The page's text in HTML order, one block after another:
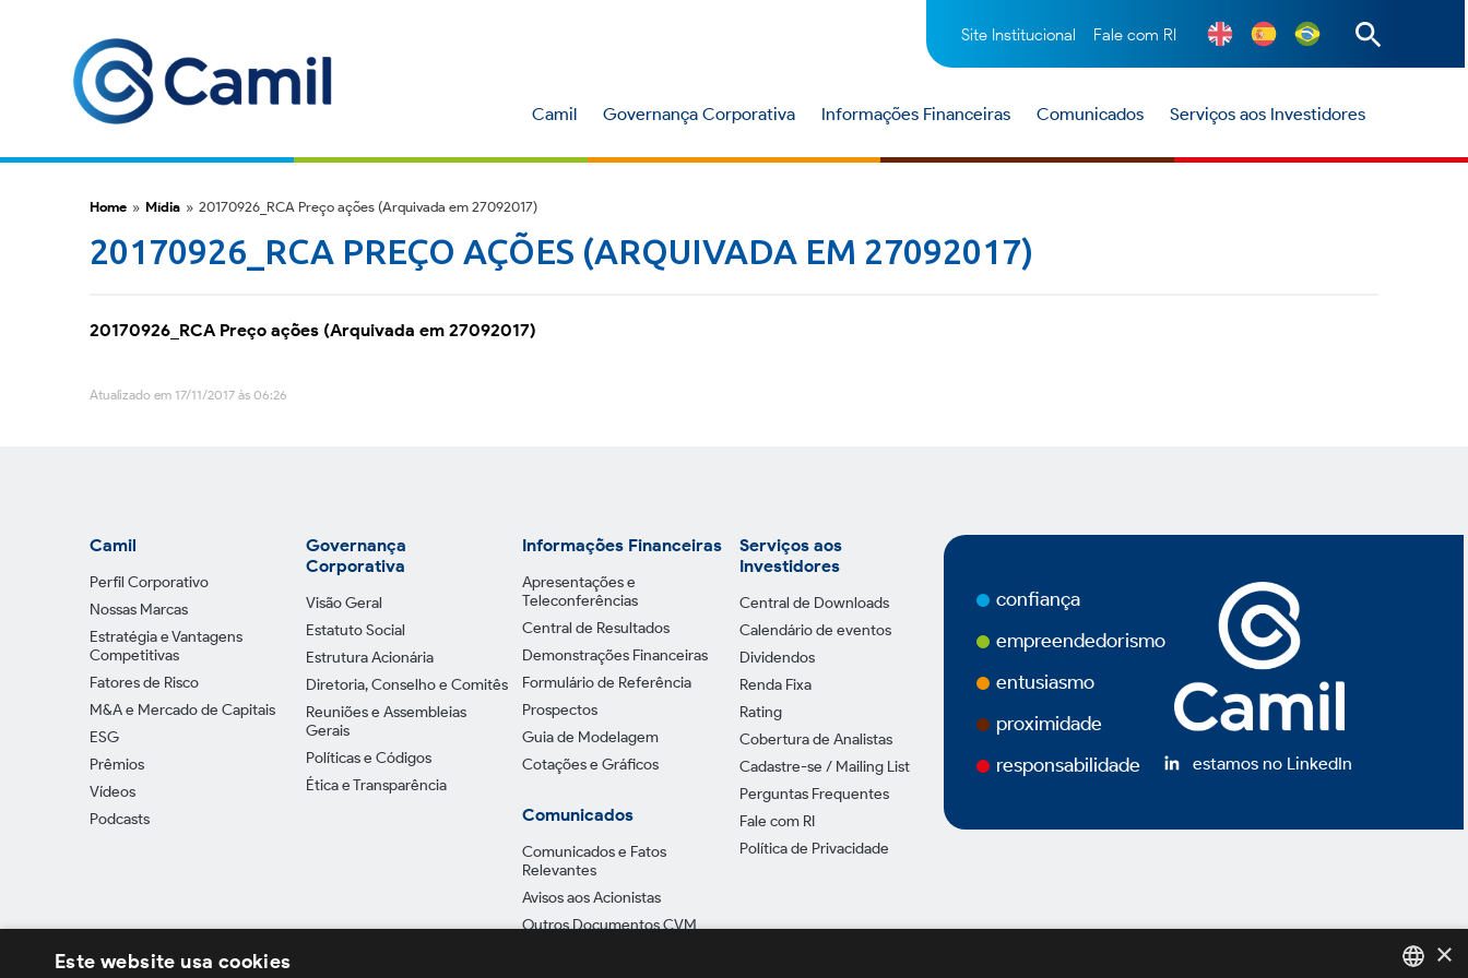
Site Institucional Fale com RI
Camil Governança Corporativa Informações Financeiras Comunicados Serviços aos Investidores
Home » Mídia » 20170926_RCA Preço ações (Arquivada em 27092017)
20170926_RCA PREÇO AÇÕES (ARQUIVADA EM 27092017)
20170926_RCA Preço ações (Arquivada em 27092017)
Atualizado em 17/11/2017 às 06:26
Camil
Perfil Corporativo
Nossas Marcas
Estratégia e Vantagens
Competitivas
Fatores de Risco
M&A e Mercado de Capitais
ESG
Prêmios
Vídeos
Podcasts
Governança
Corporativa
Visão Geral
Estatuto Social
Estrutura Acionária
Diretoria, Conselho e Comitês
Reuniões e Assembleias
Gerais
Políticas e Códigos
Ética e Transparência
Informações Financeiras
Apresentações e
Teleconferências
Central de Resultados
Demonstrações Financeiras
Formulário de Referência
Prospectos
Guia de Modelagem
Cotações e Gráficos
Comunicados
Comunicados e Fatos
Relevantes
Avisos aos Acionistas
Outros Documentos CVM
Serviços aos
Investidores
Central de Downloads
Calendário de eventos
Dividendos
Renda Fixa
Rating
Cobertura de Analistas
Cadastre-se / Mailing List
Perguntas Frequentes
Fale com RI
Política de Privacidade
confiança
empreendedorismo
entusiasmo
proximidade
responsabilidade
estamos no LinkedIn
×
Este website usa cookies